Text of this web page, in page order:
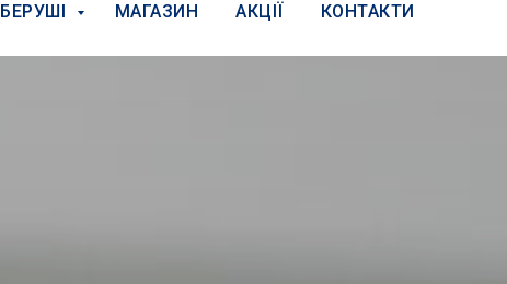
БЕРУШІ МАГАЗИН АКЦІЇ КОНТАКТИ